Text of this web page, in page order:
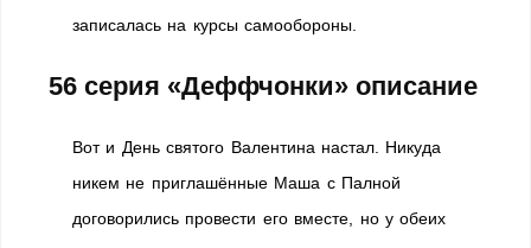
записалась на курсы самообороны.
56 серия «Деффчонки» описание
Вот и День святого Валентина настал. Никуда
никем не приглашённые Маша с Палной
договорились провести его вместе, но у обеих